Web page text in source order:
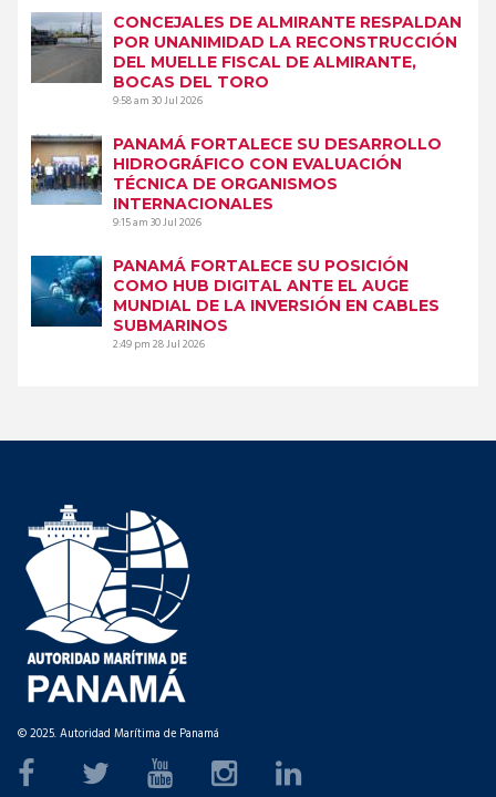
CONCEJALES DE ALMIRANTE RESPALDAN
POR UNANIMIDAD LA RECONSTRUCCIÓN
DEL MUELLE FISCAL DE ALMIRANTE,
BOCAS DEL TORO
9:58 am30 Jul 2026
PANAMÁ FORTALECE SU DESARROLLO
HIDROGRÁFICO CON EVALUACIÓN
TÉCNICA DE ORGANISMOS
INTERNACIONALES
9:15 am30 Jul 2026
PANAMÁ FORTALECE SU POSICIÓN
COMO HUB DIGITAL ANTE EL AUGE
MUNDIAL DE LA INVERSIÓN EN CABLES
SUBMARINOS
2:49 pm28 Jul 2026
© 2025. Autoridad Marítima de Panamá